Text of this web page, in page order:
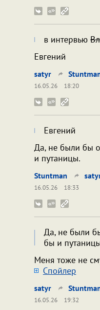
в интервью
Евгений
satyr
16.05.26
18:20
Евгений
Да, не были бы
и путаницы.
Stuntman
16.05.26
18:33
Да, не были
бы и
Меня тоже не
Cпойлер
satyr
16.05.26
19:32